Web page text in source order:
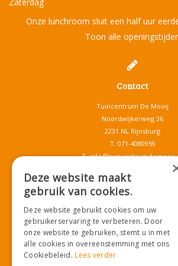
Zaterdag
Onze lunchroom sluit een half uur
Toon alle
Contact
Tuincentrum De Mooij
Noordwijkerweg 36
2231 NL Rijnsburg
T. 071-4080959
E.
Download onze App!
Deze website maakt
gebruik van cookies.
Deze website gebruikt cookies om uw
gebruikerservaring te verbeteren. Door
onze website te gebruiken, stemt u in met
alle cookies in overeenstemming met ons
Cookiebeleid.Lees verder